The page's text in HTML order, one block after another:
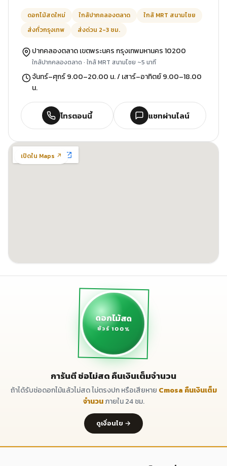
ดอกไม้สดใหม่ ใกล้ปากคลองตลาด
ใกล้ MRT สนามไชย
ส่งทั่วกรุงเทพ
ส่งด่วน 2-3 ชม.
ปากคลองตลาด เขตพระนคร กรุงเทพมหานคร 10200
ใกล้ปากคลองตลาด · ใกล้ MRT สนามไชย ~5 นาที
จันทร์–ศุกร์ 9.00–20.00 น. / เสาร์–อาทิตย์ 9.00–18.00
น.
โทรตอนนี้ แชทผ่านไลน์
เปิดใน Maps ↗
ดอกไม้สด
ชัวร์ 100%
การันตี ช่อไม่สด คืนเงินเต็มจำนวน
ถ้าได้รับช่อดอกไม้แล้วไม่สด ไม่ตรงปก หรือเสียหาย Cmosa คืนเงินเต็ม
จำนวนภายใน 24 ชม.
ดูเงื่อนไข →